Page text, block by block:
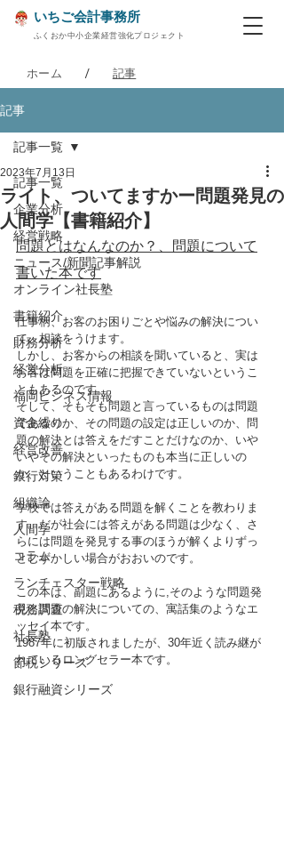
いちご会計事務所
ふくおか中小企業経営強化プロジェクト
ホーム / 記事
記事
記事一覧
企業分析
経営戦略
ニュース/新聞記事解説
オンライン社長塾
書籍紹介
財務分析
経営分析
福岡ビジネス情報
資金繰り
経営改善
銀行対策
組織論
人間学
コラム
ランチェスター戦略
税務調査
社長塾
節税シリーズ
銀行融資シリーズ
記事一覧
ライト、ついてますかー問題発見の
人間学【書籍紹介】
2023年7月13日
問題とはなんなのか？、問題について
書いた本です
仕事柄、お客のお困りごとや悩みの解決につい
て、相談をうけます。
しかし、お客からの相談を聞いていると、実は
お客は問題を正確に把握できていないというこ
ともあるのです。
そして、そもそも問題と言っているものは問題
であるのか、その問題の設定は正しいのか、問
題の解決とは答えをだすことだけなのか、いや
いやその解決といったものも本当に正しいの
か、ということもあるわけです。
学校では答えがある問題を解くことを教わりま
す。だが社会には答えがある問題は少なく、さ
らには問題を発見する事のほうが解くよりずっ
とむずかしい場合がおおいのです。
この本は、副題にあるように,そのような問題発
見と問題の解決についての、寓話集のようなエ
ッセイ本です。
1987年に初版されましたが、30年近く読み継が
れているロングセラー本です。